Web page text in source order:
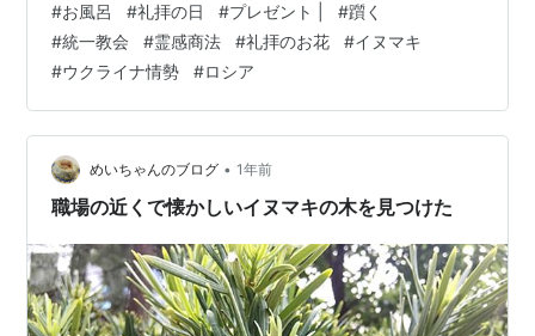
靴下とレッグウォーマー履いてと、 厚地のブラウスをジ
ャケット変わりに羽織って、 顔洗って髪の毛解かして出
ちゃいました😇 パブロに起こしてもらいながら文句言う
さっちんです そのくせ調子いいと気の変わりようも早
い。 あちらこちらで花が咲いてます。 午後には 結婚し
たばかりと…
#お風呂 #礼拝の日 #プレゼント | #躓く
#統一教会 #霊感商法 #礼拝のお花 #イヌマキ
#ウクライナ情勢 #ロシア
めいちゃんのブログ • 1年前
職場の近くで懐かしいイヌマキの木を見つけた